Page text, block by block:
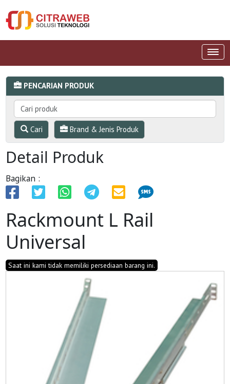
PENCARIAN PRODUK
Cari Brand & Jenis Produk
Detail Produk
Bagikan :
Rackmount L Rail
Universal
Saat ini kami tidak memiliki persediaan barang ini.